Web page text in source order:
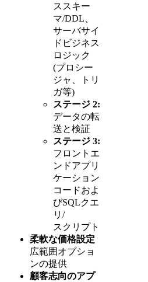
ススキー
マ/DDL、
サーバサイ
ドビジネス
ロジック
(プロシー
ジャ、トリ
ガ等)
ステージ 2:
データの転
送と検証
ステージ 3:
フロントエ
ンドアプリ
ケーション
コードおよ
びSQLクエ
リ/
スクリプト
柔軟な価格設定
広範囲オプショ
ンの提供
顧客志向のアプ